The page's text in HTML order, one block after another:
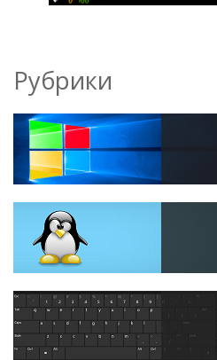
Рубрики